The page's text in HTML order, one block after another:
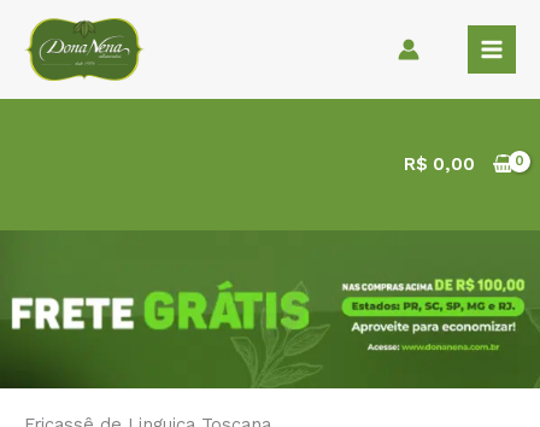
para
conteúdo
R$ 0,00